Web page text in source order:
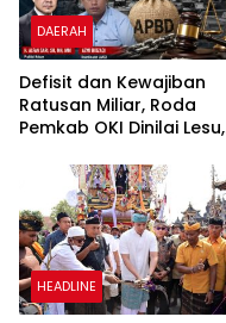
DAERAH
Defisit dan Kewajiban
Ratusan Miliar, Roda
Pemkab OKI Dinilai Lesu,
Akar Persoalan
HEADLINE